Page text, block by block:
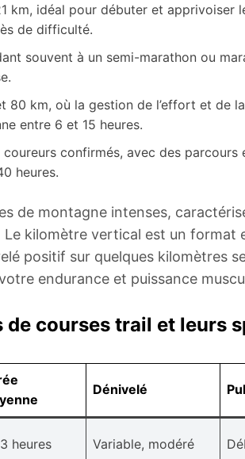
km, idéal pour débuter et apprivoiser
de difficulté.
souvent à un semi-marathon ou
80 km, où la gestion de l’effort et de
entre 6 et 15 heures.
confirmés, avec des parcours
heures.
de montagne intenses,
kilomètre vertical est un format
positif sur quelques kilomètres
endurance et puissance
de courses trail et leurs
Dénivelé
heures Variable, modéré